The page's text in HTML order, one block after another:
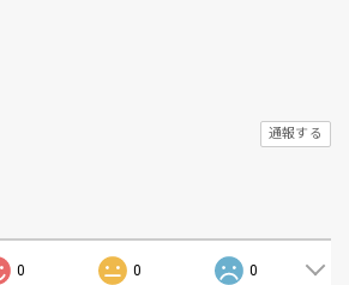
通報する
0 0 0